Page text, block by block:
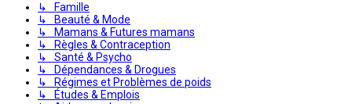
↳ Famille
↳ Beauté & Mode
↳ Mamans & Futures mamans
↳ Règles & Contraception
↳ Santé & Psycho
↳ Dépendances & Drogues
↳ Régimes et Problèmes de poids
↳ Études & Emplois